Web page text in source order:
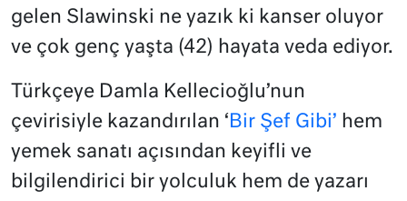
gelen Slawinski ne yazık ki kanser oluyor
ve çok genç yaşta (42) hayata veda ediyor.
Türkçeye Damla Kellecioğlu’nun
çevirisiyle kazandırılan ‘ Bir Şef Gibi’ hem
yemek sanatı açısından keyifli ve
bilgilendirici bir yolculuk hem de yazarı